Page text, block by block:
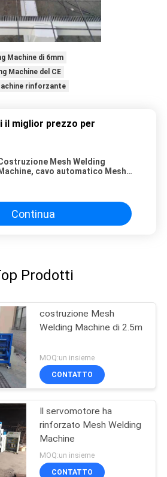
Machine di 6mm
Machine del CE
rinforzante
il miglior prezzo per
Mesh Welding
Machine, cavo automatico Mesh
Continua
Prodotti
costruzione Mesh
Welding Machine di 2.5m
MOQ:un insieme
CONTATTO
Il servomotore ha
rinforzato Mesh Welding
Machine
MOQ:un insieme
CONTATTO